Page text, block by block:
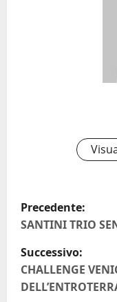
N
a
v
i
Precedente:
SANTINI TRIO
Successivo:
CHALLENGE